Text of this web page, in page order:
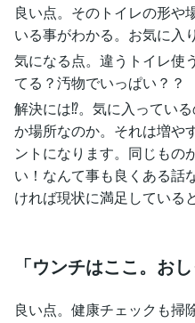
良い点。そのトイレの形や
いる事がわかる。お気に入
気になる点。違うトイレ使
てる？汚物でいっぱい？？
解決には⁉︎。気に入ってい
か場所なのか。それは増や
ントになります。同じもの
い！なんて事も良くある話
ければ現状に満足している
「ウンチはここ。お
良い点。健康チェックも掃